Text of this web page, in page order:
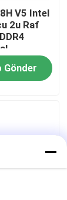
V5 Intel
2u Raf
Gönder